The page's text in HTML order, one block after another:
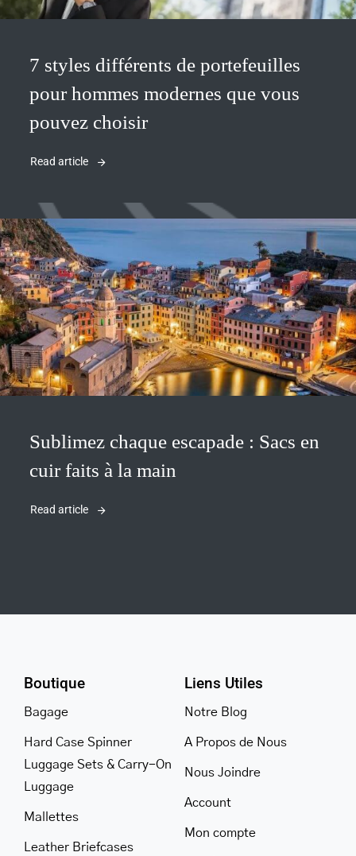
7 styles différents de portefeuilles
pour hommes modernes que vous
pouvez choisir
Read article
Sublimez chaque escapade : Sacs en
cuir faits à la main
Read article
Boutique
Bagage
Hard Case Spinner
Luggage Sets & Carry-On
Luggage
Mallettes
Leather Briefcases
Liens Utiles
Notre Blog
A Propos de Nous
Nous Joindre
Account
Mon compte